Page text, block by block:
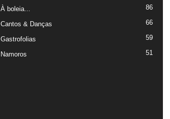
À boleia... 86
Cantos & Danças 66
Gastrofolias 59
Namoros 51